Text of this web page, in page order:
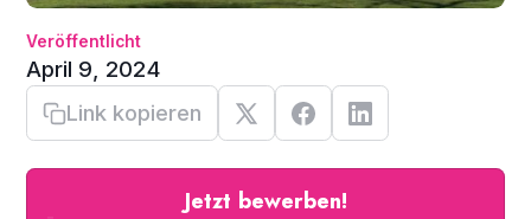
Veröffentlicht
April 9, 2024
Link kopieren
Jetzt bewerben!